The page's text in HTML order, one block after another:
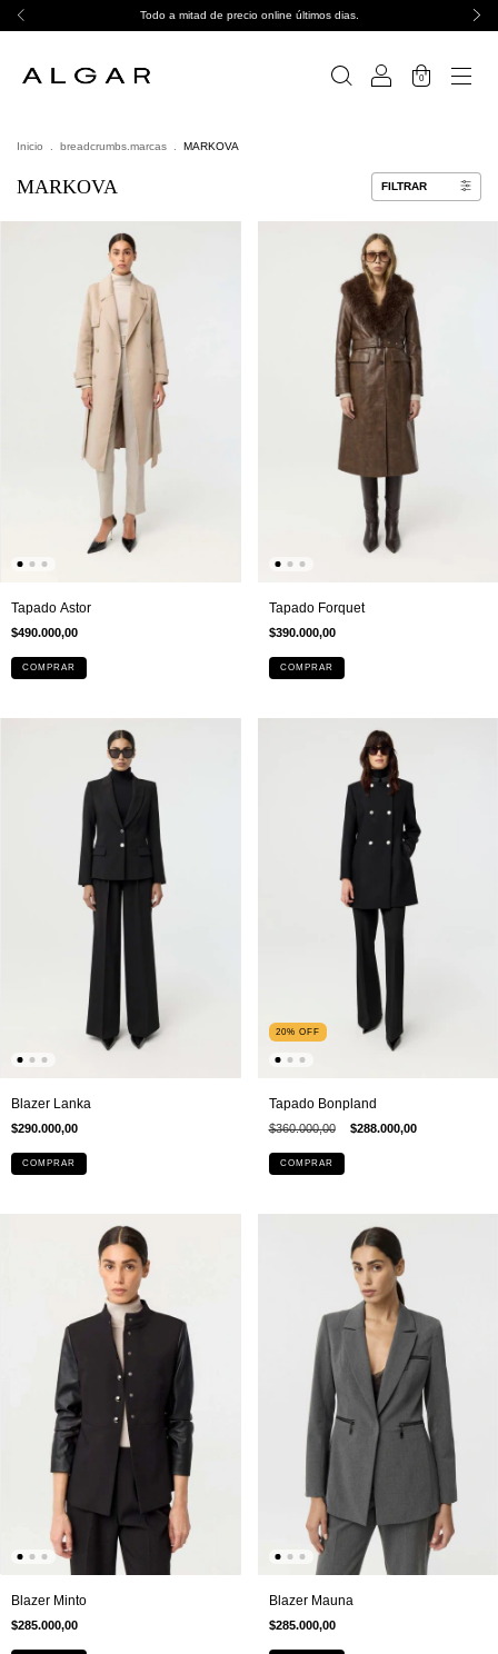
Todo a mitad de precio online últimos dias.
0
Inicio breadcrumbs.marcas MARKOVA
MARKOVA FILTRAR
Tapado Astor
$490.000,00
COMPRAR
Tapado Forquet
$390.000,00
COMPRAR
Blazer Lanka
$290.000,00
COMPRAR
20% OFF
Tapado Bonpland
$360.000,00 $288.000,00
COMPRAR
Blazer Minto
$285.000,00
Blazer Mauna
$285.000,00